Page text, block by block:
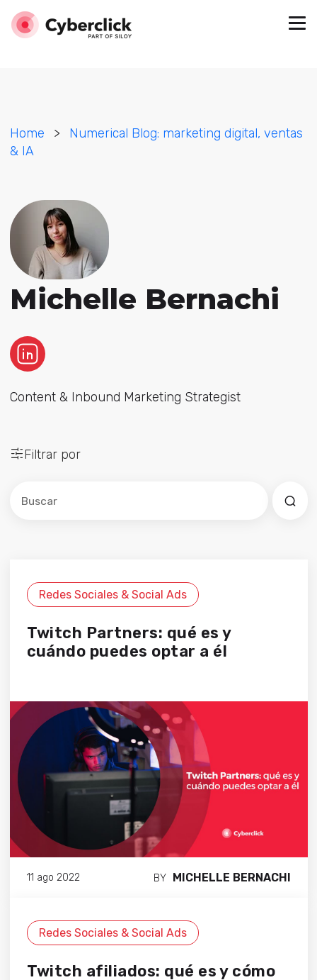
Home >
Numerical Blog: marketing digital, ventas
& IA
Michelle Bernachi
Content & Inbound Marketing Strategist
Filtrar por
Redes Sociales & Social Ads
Twitch Partners: qué es y
cuándo puedes optar a él
11 ago 2022 BY MICHELLE BERNACHI
Redes Sociales & Social Ads
Twitch afiliados: qué es y cómo